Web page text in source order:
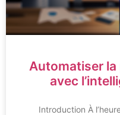
Automatiser
avec
Introduction À